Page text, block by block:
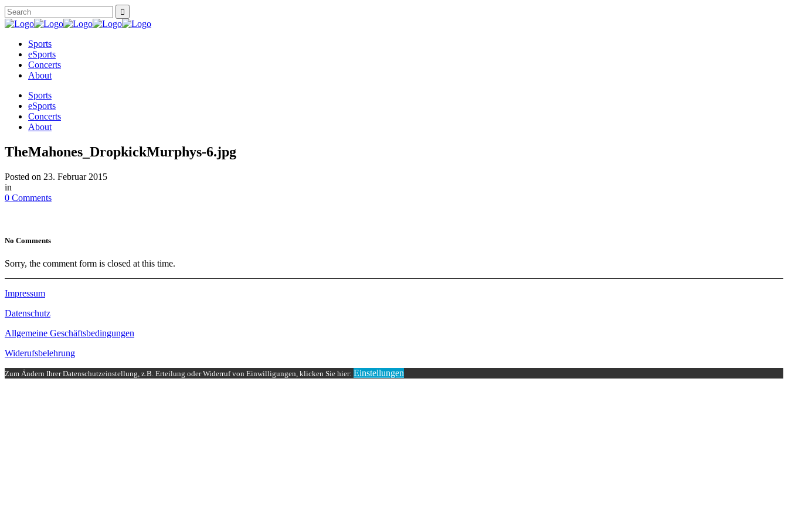
Sports
eSports
Concerts
About
Sports
eSports
Concerts
About
TheMahones_DropkickMurphys-6.jpg
Posted on 23. Februar 2015
in
0 Comments
No Comments
Sorry, the comment form is closed at this time.
Impressum
Datenschutz
Allgemeine Geschäftsbedingungen
Widerufsbelehrung
Zum Ändern Ihrer Datenschutzeinstellung, z.B. Erteilung oder Widerruf von Einwilligungen, klicken Sie hier: Einstellungen